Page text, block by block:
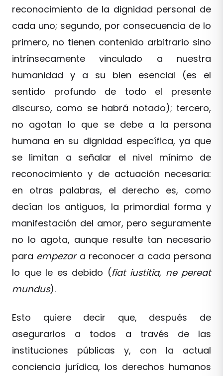
reconocimiento de la dignidad personal de
cada uno; segundo, por consecuencia de lo
primero, no tienen contenido arbitrario sino
intrínsecamente vinculado a nuestra
humanidad y a su bien esencial (es el
sentido profundo de todo el presente
discurso, como se habrá notado); tercero,
no agotan lo que se debe a la persona
humana en su dignidad específica, ya que
se limitan a señalar el nivel mínimo de
reconocimiento y de actuación necesaria:
en otras palabras, el derecho es, como
decían los antiguos, la primordial forma y
manifestación del amor, pero seguramente
no lo agota, aunque resulte tan necesario
para empezara reconocer a cada persona
lo que le es debido (fiat iustitia, ne pereat
mundus).
Esto quiere decir que, después de
asegurarlos a todos a través de las
instituciones públicas y, con la actual
conciencia jurídica, los derechos humanos